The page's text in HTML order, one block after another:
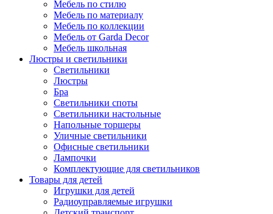
Мебель по стилю
Мебель по материалу
Мебель по коллекции
Мебель от Garda Decor
Мебель школьная
Люстры и светильники
Светильники
Люстры
Бра
Светильники споты
Светильники настольные
Напольные торшеры
Уличные светильники
Офисные светильники
Лампочки
Комплектующие для светильников
Товары для детей
Игрушки для детей
Радиоуправляемые игрушки